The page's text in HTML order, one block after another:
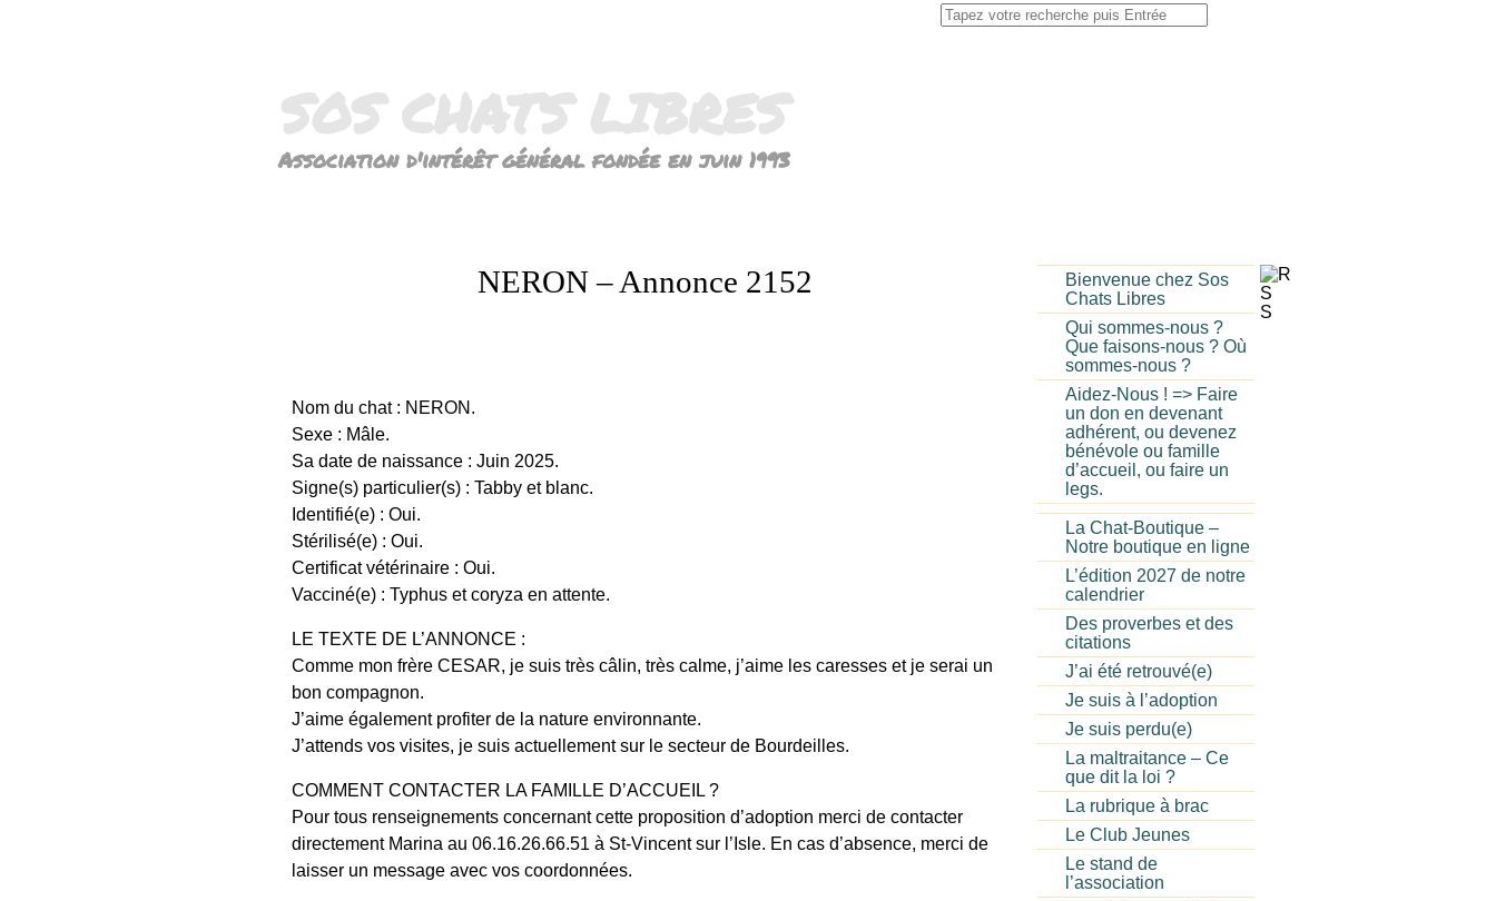
Search
for:
SOS CHATS LIBRES
Association d'intérêt général fondée en juin 1993
NERON – Annonce 2152
Nom du chat : NERON.
Sexe : Mâle.
Sa date de naissance : Juin 2025.
Signe(s) particulier(s) : Tabby et blanc.
Identifié(e) : Oui.
Stérilisé(e) : Oui.
Certificat vétérinaire : Oui.
Vacciné(e) : Typhus et coryza en attente.
LE TEXTE DE L’ANNONCE :
Comme mon frère CESAR, je suis très câlin, très calme, j’aime les caresses et je serai un
bon compagnon.
J’aime également profiter de la nature environnante.
J’attends vos visites, je suis actuellement sur le secteur de Bourdeilles.
COMMENT CONTACTER LA FAMILLE D’ACCUEIL ?
Pour tous renseignements concernant cette proposition d’adoption merci de contacter
directement Marina au 06.16.26.66.51 à St-Vincent sur l’Isle. En cas d’absence, merci de
laisser un message avec vos coordonnées.
Bienvenue chez Sos
Chats Libres
Qui sommes-nous ?
Que faisons-nous ? Où
sommes-nous ?
Aidez-Nous ! => Faire
un don en devenant
adhérent, ou devenez
bénévole ou famille
d’accueil, ou faire un
legs.
La Chat-Boutique –
Notre boutique en ligne
L’édition 2027 de notre
calendrier
Des proverbes et des
citations
J’ai été retrouvé(e)
Je suis à l’adoption
Je suis perdu(e)
La maltraitance – Ce
que dit la loi ?
La rubrique à brac
Le Club Jeunes
Le stand de
l’association